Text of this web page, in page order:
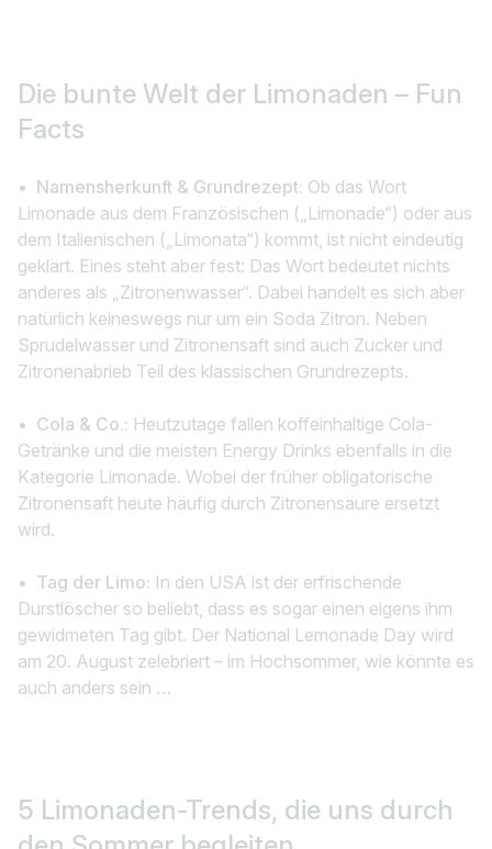
Die bunte Welt der Limonaden – Fun
Facts
• Namensherkunft & Grundrezept: Ob das Wort
Limonade aus dem Französischen („Limonade“) oder aus
dem Italienischen („Limonata“) kommt, ist nicht eindeutig
geklärt. Eines steht aber fest: Das Wort bedeutet nichts
anderes als „Zitronenwasser“. Dabei handelt es sich aber
natürlich keineswegs nur um ein Soda Zitron. Neben
Sprudelwasser und Zitronensaft sind auch Zucker und
Zitronenabrieb Teil des klassischen Grundrezepts.
• Cola & Co.: Heutzutage fallen koffeinhaltige Cola-
Getränke und die meisten Energy Drinks ebenfalls in die
Kategorie Limonade. Wobei der früher obligatorische
Zitronensaft heute häufig durch Zitronensäure ersetzt
wird.
• Tag der Limo: In den USA ist der erfrischende
Durstlöscher so beliebt, dass es sogar einen eigens ihm
gewidmeten Tag gibt. Der National Lemonade Day wird
am 20. August zelebriert – im Hochsommer, wie könnte es
auch anders sein …
5 Limonaden-Trends, die uns durch